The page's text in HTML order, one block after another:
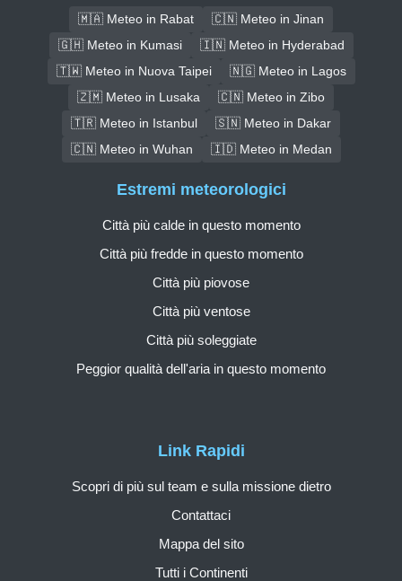
🇲🇦 Meteo in Rabat
🇨🇳 Meteo in Jinan
🇬🇭 Meteo in Kumasi
🇮🇳 Meteo in Hyderabad
🇹🇼 Meteo in Nuova Taipei
🇳🇬 Meteo in Lagos
🇿🇲 Meteo in Lusaka
🇨🇳 Meteo in Zibo
🇹🇷 Meteo in Istanbul
🇸🇳 Meteo in Dakar
🇨🇳 Meteo in Wuhan
🇮🇩 Meteo in Medan
Link Rapidi
Scopri di più sul team e sulla missione dietro
Contattaci
Mappa del sito
Tutti i Continenti
Estremi meteorologici
Città più calde in questo momento
Città più fredde in questo momento
Città più piovose
Città più ventose
Città più soleggiate
Peggior qualità dell'aria in questo momento